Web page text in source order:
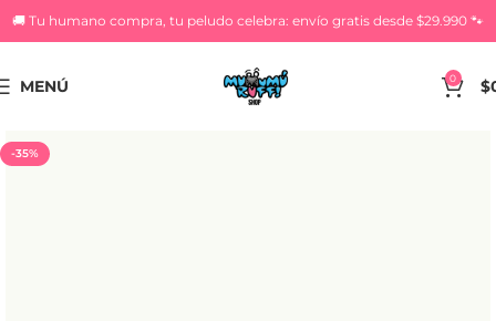
🚚 Tu humano compra, tu peludo celebra: envío gratis desde $29.990 🐾
MENÚ 0 $
-35%